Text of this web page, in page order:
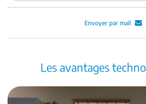
Envoyer par mail
Les avantages